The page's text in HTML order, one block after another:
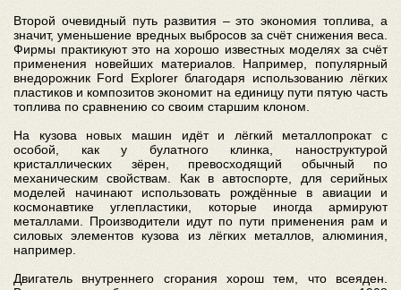
Второй очевидный путь развития – это экономия топлива, а
значит, уменьшение вредных выбросов за счёт снижения веса.
Фирмы практикуют это на хорошо известных моделях за счёт
применения новейших материалов. Например, популярный
внедорожник Ford Explorer благодаря использованию лёгких
пластиков и композитов экономит на единицу пути пятую часть
топлива по сравнению со своим старшим клоном.
На кузова новых машин идёт и лёгкий металлопрокат с
особой, как у булатного клинка, наноструктурой
кристаллических зёрен, превосходящий обычный по
механическим свойствам. Как в автоспорте, для серийных
моделей начинают использовать рождённые в авиации и
космонавтике углепластики, которые иногда армируют
металлами. Производители идут по пути применения рам и
силовых элементов кузова из лёгких металлов, алюминия,
например.
Двигатель внутреннего сгорания хорош тем, что всеяден.